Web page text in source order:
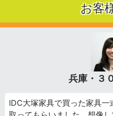
お客
兵庫・３
IDC大塚家具で買った家具